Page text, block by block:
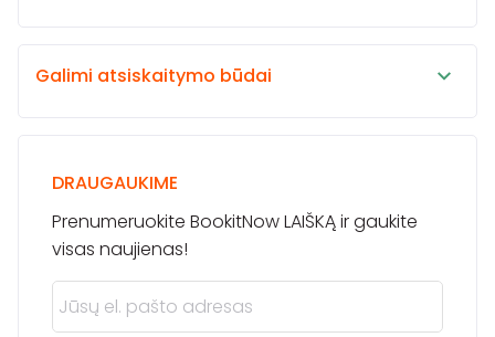
Galimi atsiskaitymo būdai
DRAUGAUKIME
Prenumeruokite BookitNow LAIŠKĄ ir gaukite
visas naujienas!